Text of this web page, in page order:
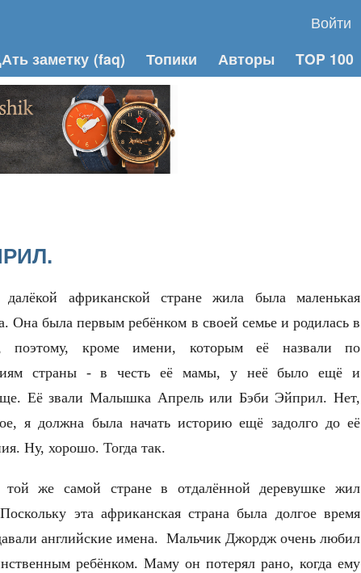
Войти
заметку (faq) Топики Авторы TOP 100
африканской стране жила была маленькая
Она была первым ребёнком в своей семье и родилась в
поэтому, кроме имени, которым её назвали по
страны - в честь её мамы, у неё было ещё и
Её звали Малышка Апрель или Бэби Эйприл. Нет,
я должна была начать историю ещё задолго до её
Ну, хорошо. Тогда так.
же самой стране в отдалённой деревушке жил
эта африканская страна была долгое время
английские имена. Мальчик Джордж очень любил
ребёнком. Маму он потерял рано, когда ему